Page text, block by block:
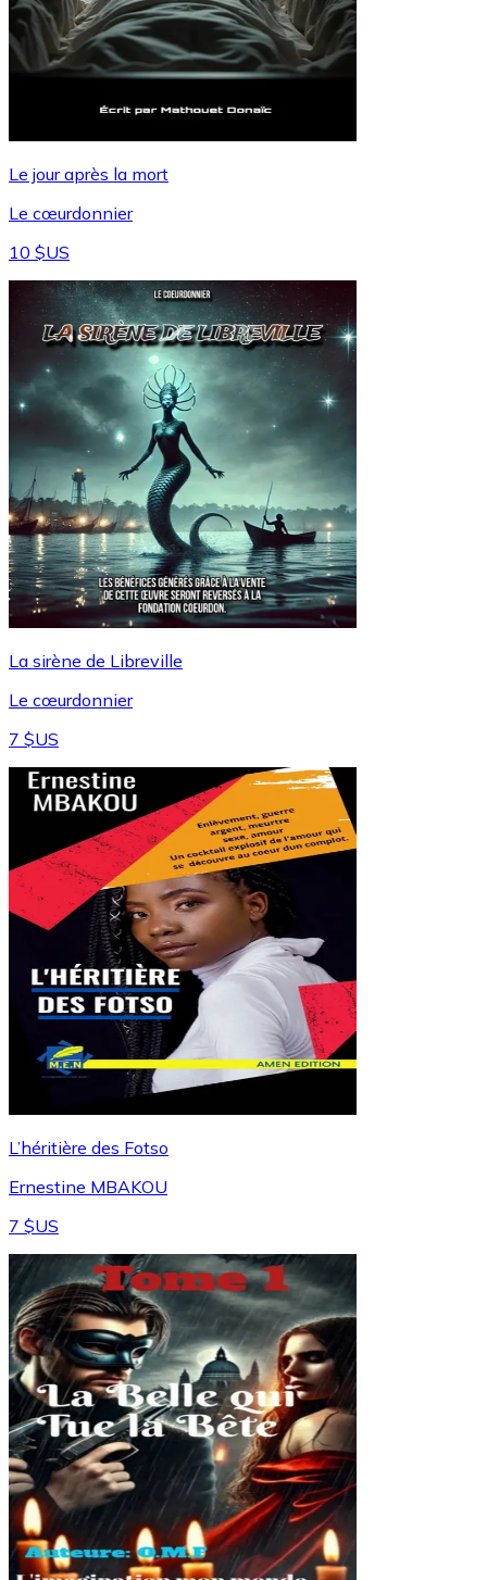
Le jour après la mort
Le cœurdonnier
10 $US
La sirène de Libreville
Le cœurdonnier
7 $US
L’héritière des Fotso
Ernestine MBAKOU
7 $US